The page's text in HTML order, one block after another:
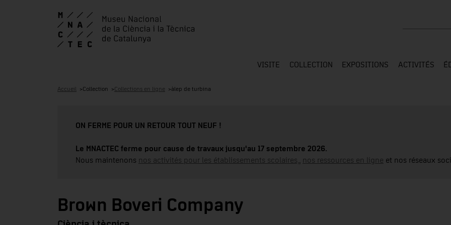
VISITE COLLECTION EXPOSITIONS ACTIVITÉS
Accueil Collection Collections en ligne àlep de turbina
ON FERME POUR UN RETOUR TOUT NEUF !
Le MNACTEC ferme pour cause de travaux jusqu'au 17 septembre 2026.
Nous maintenons nos activités pour les établissements scolaires, nos ressources en ligne et nos réseaux
Brown Boveri Company